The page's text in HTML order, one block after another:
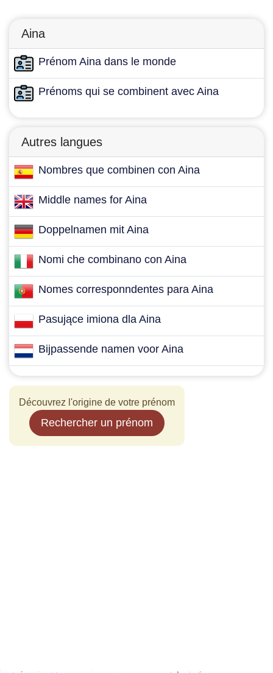
Aina
Prénom Aina dans le monde
Prénoms qui se combinent avec Aina
Autres langues
Nombres que combinen con Aina
Middle names for Aina
Doppelnamen mit Aina
Nomi che combinano con Aina
Nomes corresponndentes para Aina
Pasujące imiona dla Aina
Bijpassende namen voor Aina
Découvrez l'origine de votre prénom
Rechercher un prénom